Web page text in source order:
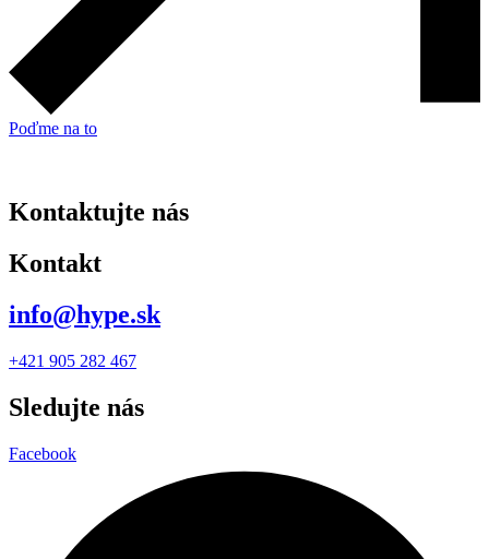
Poďme na to
Kontaktujte nás
Kontakt
info@hype.sk
+421 905 282 467
Sledujte nás
Facebook